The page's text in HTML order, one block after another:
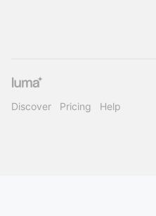
Discover Pricing Help